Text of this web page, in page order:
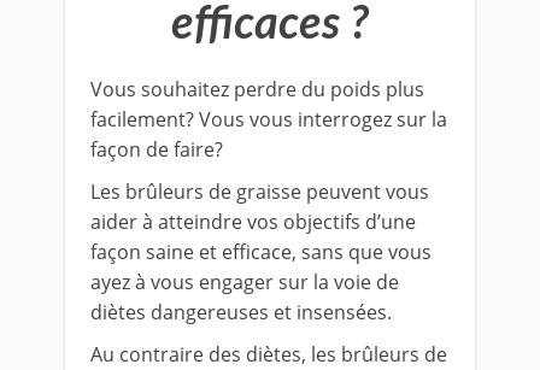
efficaces ?
Vous souhaitez perdre du poids plus
facilement? Vous vous interrogez sur la
façon de faire?
Les brûleurs de graisse peuvent vous
aider à atteindre vos objectifs d’une
façon saine et efficace, sans que vous
ayez à vous engager sur la voie de
diètes dangereuses et insensées.
Au contraire des diètes, les brûleurs de